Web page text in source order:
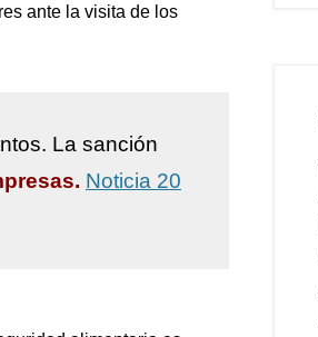
ante la visita de los
La sanción
Noticia 20